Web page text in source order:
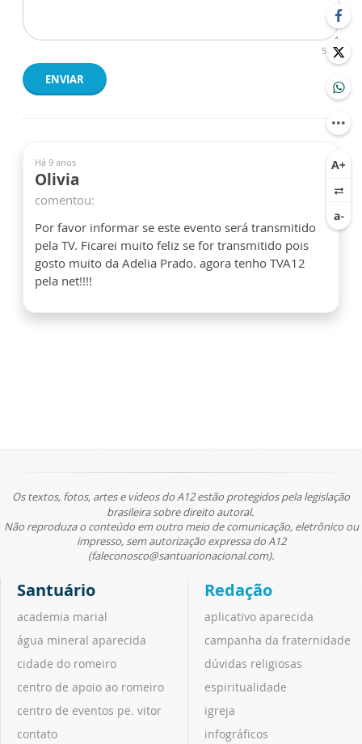
500
ENVIAR
Há 9 anos
Olivia
comentou:
Por favor informar se este evento será transmitido
pela TV. Ficarei muito feliz se for transmitido pois
gosto muito da Adelia Prado. agora tenho TVA12
pela net!!!!
Os textos, fotos, artes e vídeos do A12 estão protegidos pela legislação
brasileira sobre direito autoral.
Não reproduza o conteúdo em outro meio de comunicação, eletrônico ou
impresso, sem autorização expressa do A12
(faleconosco@santuarionacional.com).
Santuário
academia marial
água mineral aparecida
cidade do romeiro
centro de apoio ao romeiro
centro de eventos pe. vitor
contato
Redação
aplicativo aparecida
campanha da fraternidade
dúvidas religiosas
espiritualidade
igreja
infográficos